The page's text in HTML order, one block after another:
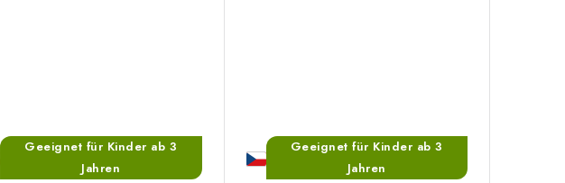
Geeignet für Kinder ab 3
Jahren
Geeignet für Kinder ab 3
Jahren